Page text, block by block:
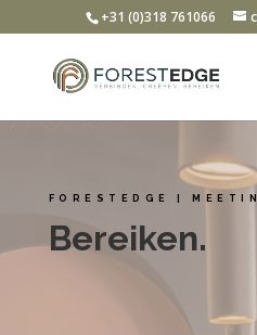
+31 (0)318 761066
FORESTEDGE |
Bereiken.